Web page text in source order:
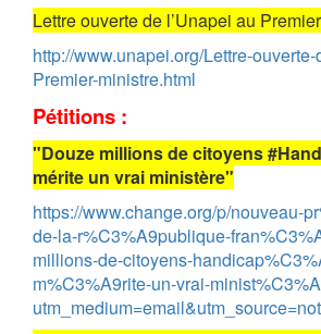
Lettre ouverte de l’Unapei au
http://www.unapei.org/Lettre-
Premier-ministre.html
Pétitions :
"Douze millions de citoyens
mérite un vrai ministère"
https://www.change.org/p/nouveau-
de-la-r%C3%A9publique-
millions-de-citoyens-
m%C3%A9rite-un-vrai-